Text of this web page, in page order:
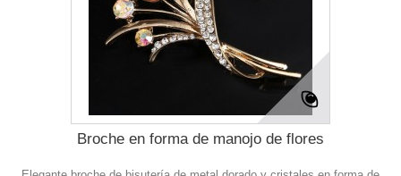
Broche en forma de manojo de flores